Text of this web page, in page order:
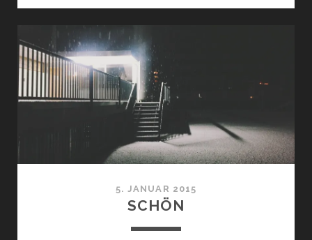
5. JANUAR 2015
SCHÖN